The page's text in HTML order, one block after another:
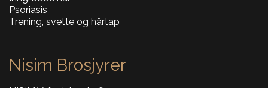
Psoriasis
Trening, svette og hårtap
Nisim Brosjyrer